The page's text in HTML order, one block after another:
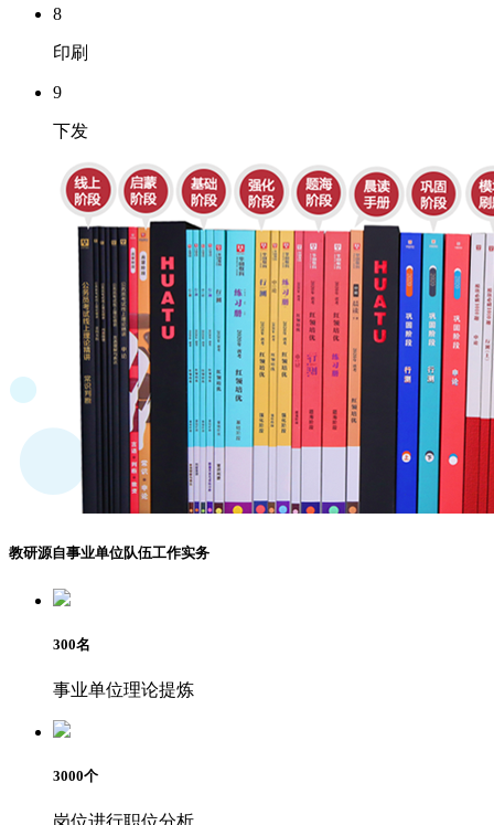
8
印刷
9
下发
教研源自事业单位队伍工作实务
300名
事业单位理论提炼
3000个